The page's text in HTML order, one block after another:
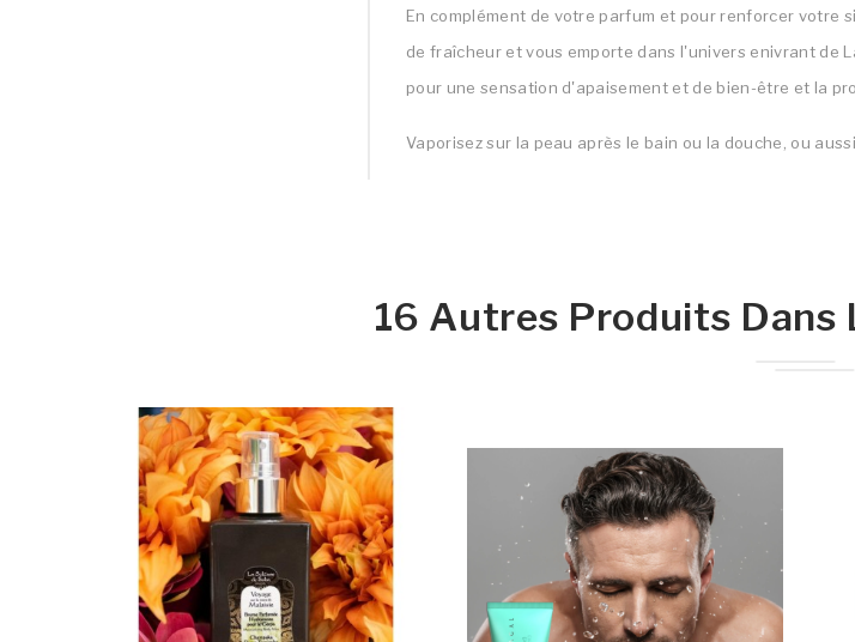
En complément de votre parfum et pour renforcer
de fraîcheur et vous emporte dans l'univers enivrant de
pour une sensation d'apaisement et de bien-être et la
Vaporisez sur la peau après le bain ou la douche, ou
16 Autres Produits Dans